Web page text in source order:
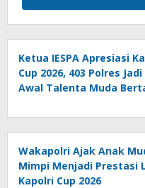
Ketua IESPA Apresiasi
Cup 2026, 403 Polres
Awal Talenta Muda
Wakapolri Ajak Anak
Mimpi Menjadi Prestasi
Kapolri Cup 2026